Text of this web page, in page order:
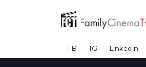
FB IG LinkedIn